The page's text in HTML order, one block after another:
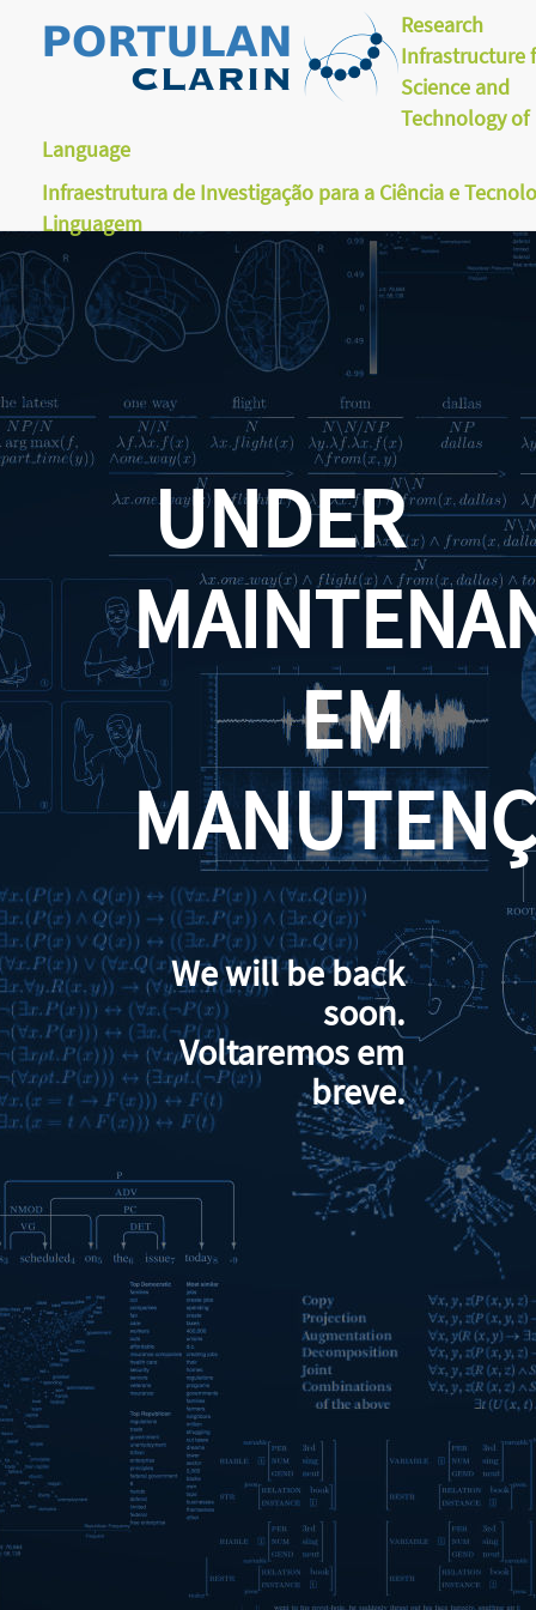
Research
Infrastructure
Science and
Technology of
Language
Infraestrutura de Investigação para a Ciência e
Linguagem
UNDER
EM
We will be back
soon.
Voltaremos em
breve.